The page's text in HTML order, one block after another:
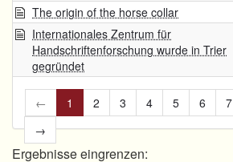
The origin of the horse collar
Internationales Zentrum für
Handschriftenforschung wurde in Trier
gegründet
← 1 2 3 4 5 6 7
→
Ergebnisse eingrenzen: